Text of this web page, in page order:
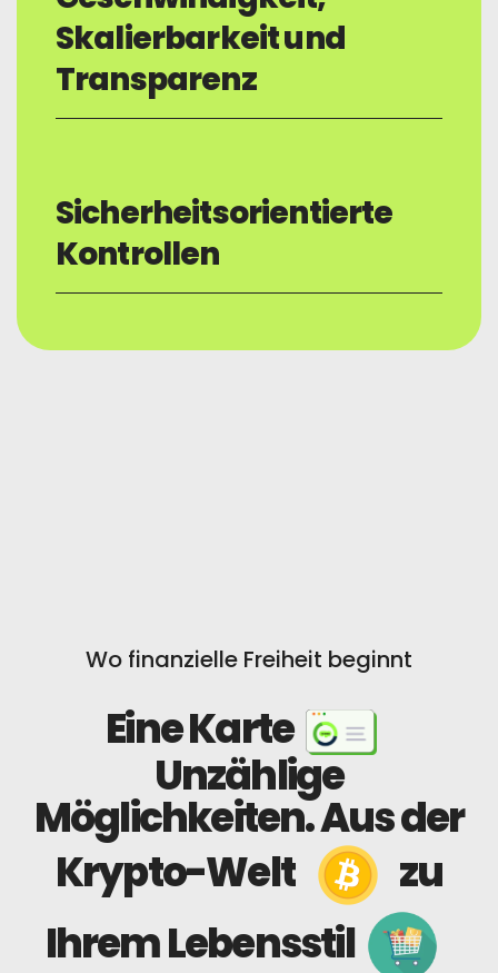
Skalierbarkeit und
Transparenz
Sicherheitsorientierte
Kontrollen
Wo finanzielle Freiheit beginnt
Eine Karte
Unzählige
Möglichkeiten.Aus der
Krypto-Welt
zu
Ihrem Lebensstil